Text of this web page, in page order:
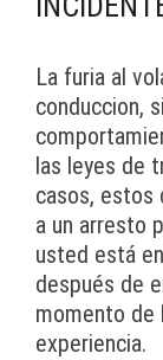
La furia al
conduccion,
las leyes de
casos, estos
a un arresto
usted está
después de
momento de
experiencia.